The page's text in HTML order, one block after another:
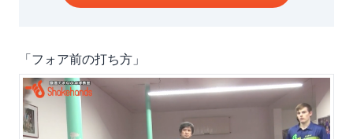
「フォア前の打ち方」